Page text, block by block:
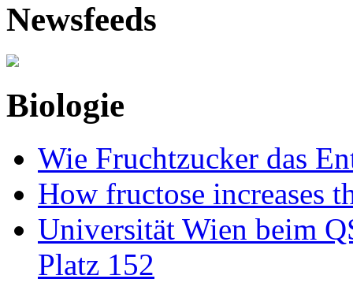
Newsfeeds
Biologie
Wie Fruchtzucker das
How fructose increases
Universität Wien beim
Platz 152